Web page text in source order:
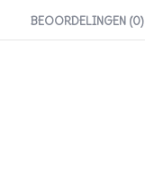
BEOORDELINGEN (0)